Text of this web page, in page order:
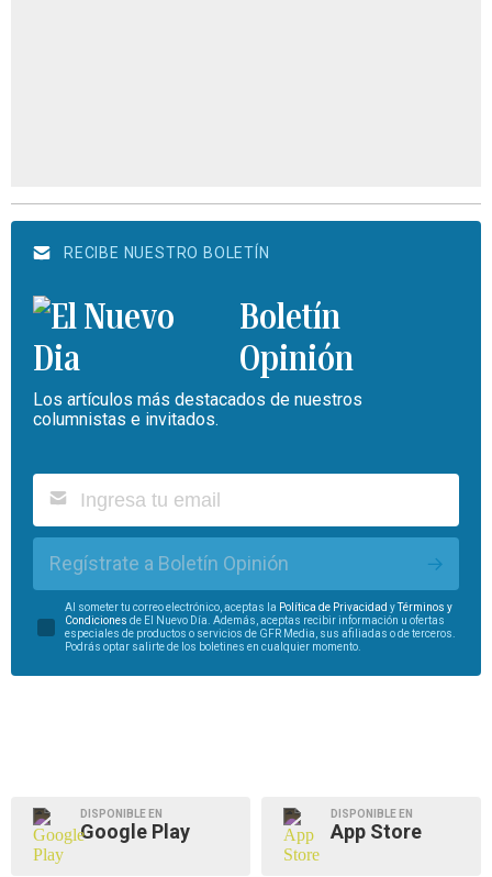
RECIBE NUESTRO BOLETÍN
Boletín
Opinión
Los artículos más destacados de nuestros
columnistas e invitados.
Regístrate a Boletín Opinión
Al someter tu correo electrónico, aceptas la Política de Privacidad yTérminos y
Condiciones de El Nuevo Día. Además, aceptas recibir información u ofertas
especiales de productos o servicios de GFR Media, sus afiliadas o de terceros.
Podrás optar salirte de los boletines en cualquier momento.
DISPONIBLE EN
Google Play
DISPONIBLE EN
App Store